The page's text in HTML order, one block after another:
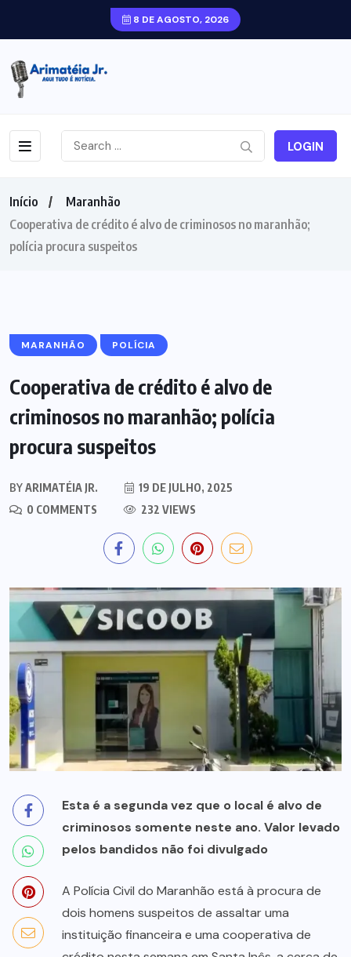
8 DE AGOSTO, 2026
LOGIN
Início
Maranhão
Cooperativa de crédito é alvo de criminosos no maranhão;
polícia procura suspeitos
MARANHÃO POLÍCIA
Cooperativa de crédito é alvo de
criminosos no maranhão; polícia
procura suspeitos
BYARIMATÉIA JR.
19 DE JULHO, 2025
0 COMMENTS
232 VIEWS
Esta é a segunda vez que o local é alvo de
criminosos somente neste ano. Valor levado
pelos bandidos não foi divulgado
A Polícia Civil do Maranhão está à procura de
dois homens suspeitos de assaltar uma
instituição financeira e uma cooperativa de